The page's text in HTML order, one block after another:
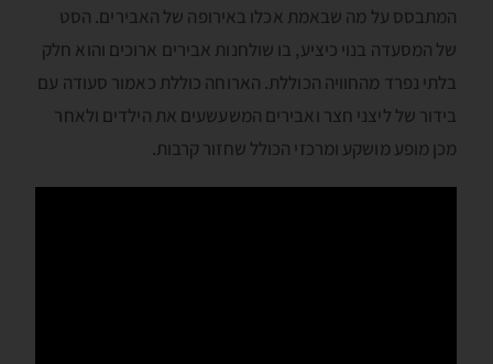
המתבסס על מה שבאמת אכלו באירופה של האבירים. הסט
של המסעדה בנוי כיציע, בו שולחנות אבירים ארוכים והוא חלק
בלתי נפרד מהחוויה הכוללת. הארוחה כוללת כאמור סעודה עם
בידור של ליצני חצר ואבירים המשעשעים את הילדים ולאחר
מכן מופע מושקע ומרכזי הכולל שחזור קרבות.